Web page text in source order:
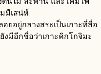
มีเสน่ห์
อยอยู่กลางสระเป็นเกาะที่สื่อ
มีอีกชื่อว่าเกาะคิกโกจิมะ